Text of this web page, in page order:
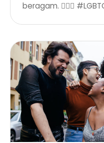
beragam. 🏳️‍🌈✨